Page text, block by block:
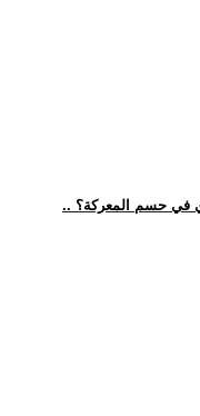
في حسم المعركة؟